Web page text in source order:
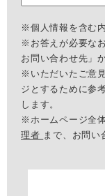
※個人情報を含む
※お答えが必要な
お問い合わせ先」
※いただいたご意
ジとするために参
します。
※ホームページ全
理者 まで、お問い